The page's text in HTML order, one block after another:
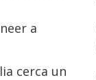
a
cerca un